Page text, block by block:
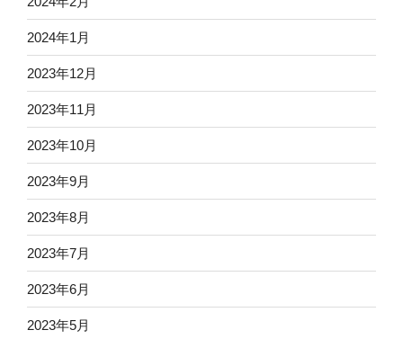
2024年1月
2023年12月
2023年11月
2023年10月
2023年9月
2023年8月
2023年7月
2023年6月
2023年5月